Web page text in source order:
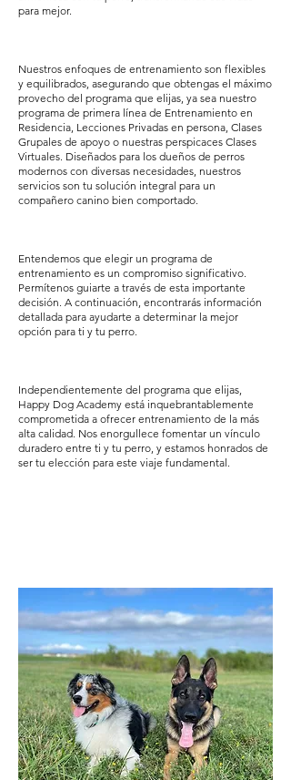
para mejor.
Nuestros enfoques de entrenamiento son flexibles
y equilibrados, asegurando que obtengas el máximo
provecho del programa que elijas, ya sea nuestro
programa de primera línea de Entrenamiento en
Residencia, Lecciones Privadas en persona, Clases
Grupales de apoyo o nuestras perspicaces Clases
Virtuales. Diseñados para los dueños de perros
modernos con diversas necesidades, nuestros
servicios son tu solución integral para un
compañero canino bien comportado.
Entendemos que elegir un programa de
entrenamiento es un compromiso significativo.
Permítenos guiarte a través de esta importante
decisión. A continuación, encontrarás información
detallada para ayudarte a determinar la mejor
opción para ti y tu perro.
Independientemente del programa que elijas,
Happy Dog Academy está inquebrantablemente
comprometida a ofrecer entrenamiento de la más
alta calidad. Nos enorgullece fomentar un vínculo
duradero entre ti y tu perro, y estamos honrados de
ser tu elección para este viaje fundamental.